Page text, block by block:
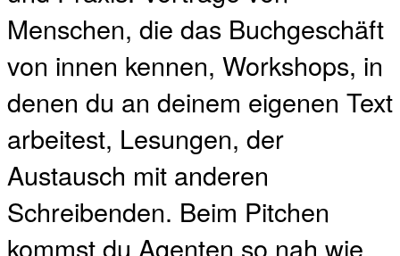
Menschen, die das Buchgeschäft
von innen kennen, Workshops, in
denen du an deinem eigenen Text
arbeitest, Lesungen, der
Austausch mit anderen
Schreibenden. Beim Pitchen
kommst du Agenten so nah wie